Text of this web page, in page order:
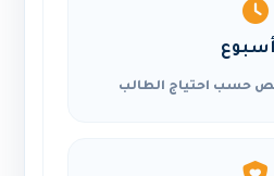
حسب احتياج الطالب